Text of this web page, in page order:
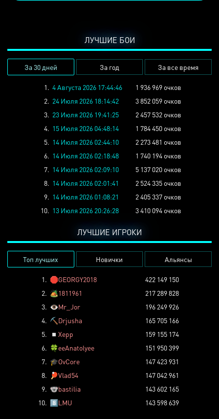
ЛУЧШИЕ БОИ
За 30 дней За год За все время
1. 4 Августа 2026 17:44:46
1 936 969 очков
2. 24 Июля 2026 18:14:42
3 852 059 очков
3. 23 Июля 2026 19:41:25
2 457 532 очков
4. 15 Июля 2026 04:48:14
1 784 450 очков
5. 14 Июля 2026 02:44:10
2 273 481 очков
6. 14 Июля 2026 02:18:48
1 740 194 очков
7. 14 Июля 2026 02:09:10
5 137 020 очков
8. 14 Июля 2026 02:01:41
2 524 335 очков
9. 14 Июля 2026 01:08:21
2 405 337 очков
10. 13 Июля 2026 20:26:28 3 410 094 очков
ЛУЧШИЕ ИГРОКИ
Топ лучших Новички Альянсы
1. 🛑GEORGY2018
422 149 150
2. 🏕️1811961
217 289 828
3. 👁️Mr_Jor
196 249 926
4. ⛏️ Drjusha
165 705 166
5.
◽ Xepp
159 155 174
6. 🍀eeAnatolyee
151 950 399
7. 🎓OvCore
147 423 931
8.
🏓Vlad54
147 042 961
9. 🐨bastilia
143 602 165
10. 8️⃣LMU 143 598 639